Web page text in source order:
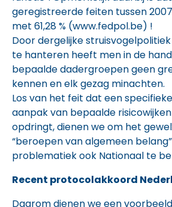
geregistreerde feiten tussen
met 61,28 % (www.fedpol.be) !
Door dergelijke
te hanteren heeft men in de
bepaalde dadergroepen geen
kennen en elk gezag minachten.
Los van het feit dat een
aanpak van bepaalde
opdringt, dienen we om het
“beroepen van algemeen
problematiek ook Nationaal te
Recent protocolakkoord
Daarom dienen we een